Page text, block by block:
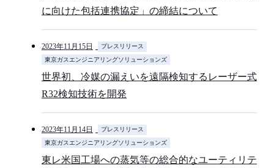
に向けた包括連携協定」の締結について
2023年11月15日
プレスリリース
東京ガスエンジニアリングソリューションズ
世界初、冷媒の漏えいを遠隔検知するレーザー式
R32検知技術を開発
2023年11月14日
プレスリリース
東京ガスエンジニアリングソリューションズ
東レ米国工場への蒸気等の総合的なユーティリテ